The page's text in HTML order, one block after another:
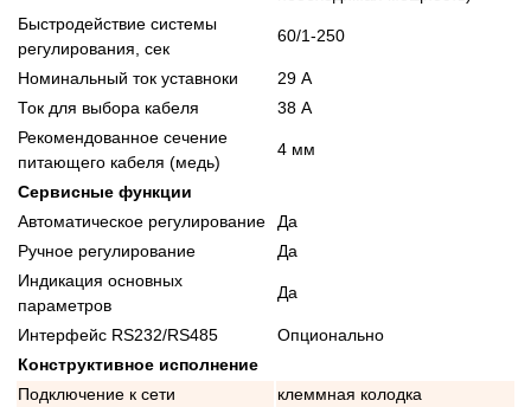
Быстродействие системы
регулирования, сек
60/1-250
Номинальный ток уставноки
29 А
Ток для выбора кабеля
38 А
Рекомендованное сечение
питающего кабеля (медь)
4 мм
Сервисные функции
Автоматическое регулирование
Да
Ручное регулирование
Да
Индикация основных
параметров
Да
Интерфейс RS232/RS485
Опционально
Конструктивное исполнение
Подключение к сети
клеммная колодка